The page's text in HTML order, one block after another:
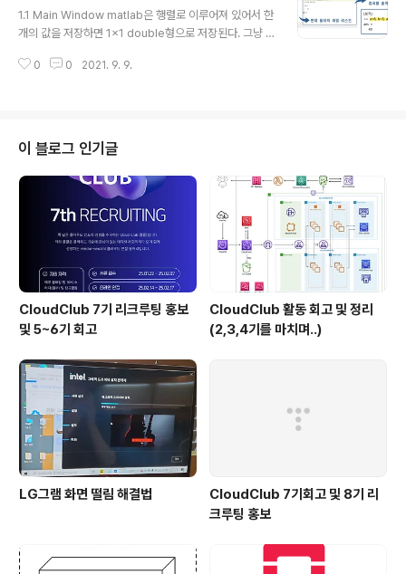
식이 true인 경우 명령문 그룹을 실행합니다. if expressi
on, statements, end elseif expression, stateme
1.1 Main Window matlab은 행렬로 이루어져 있어서 한
개의 값을 저장하면 1x1 double형으로 저장된다. 그냥 저
모리의 효율적 사용은 불가하지만 , 편리하게 사용할 수 있
g - 자연 로그(Natural Logarithm) 배열 X의 각 요소에
대한 자연 로그 ln(x)를 반환합니다. Y = log(X) 참고 항목
log1p, log2, log10, exp, logm, reallog, loglog, se
0 0 2021. 9. 9.
이 블로그 인기글
CloudClub 7기 리크루팅 홍보
및 5~6기 회고
CloudClub 활동 회고 및 정리
(2,3,4기를 마치며..)
LG그램 화면 떨림 해결법
CloudClub 7기회고 및 8기 리
크루팅 홍보